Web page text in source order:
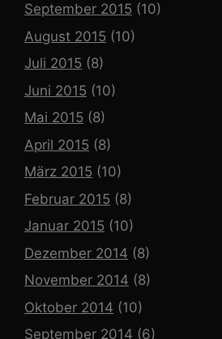
September 2015 (10)
August 2015 (10)
Juli 2015 (8)
Juni 2015 (10)
Mai 2015 (8)
April 2015 (8)
März 2015 (10)
Februar 2015 (8)
Januar 2015 (10)
Dezember 2014 (8)
November 2014 (8)
Oktober 2014 (10)
September 2014 (6)